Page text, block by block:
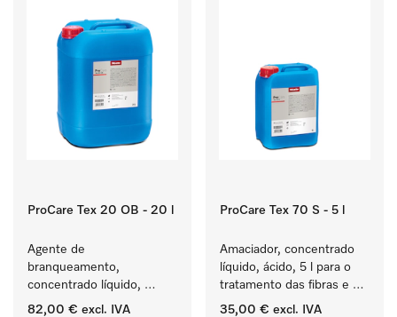
ProCare Tex 20 OB - 20 l
Agente de
branqueamento,
concentrado líquido,
ácido, 20 l para a
82,00 € excl. IVA
ProCare Tex 70 S - 5 l
Amaciador, concentrado
líquido, ácido, 5 l para o
tratamento das fibras e
uma suavidade duradoura
35,00 € excl. IVA